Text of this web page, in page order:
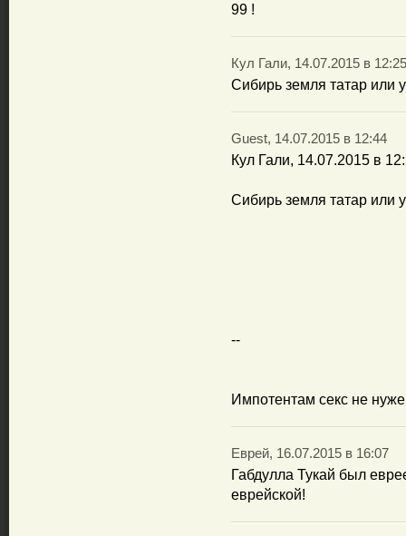
99 !
Кул Гали, 14.07.2015 в 12:25
Сибирь земля татар или
Guest, 14.07.2015 в 12:44
Кул Гали, 14.07.2015 в
Сибирь земля татар или
--
Импотентам секс не
Еврей, 16.07.2015 в 16:07
Габдулла Тукай был
еврейской!